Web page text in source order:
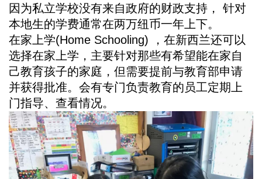
因为私立学校没有来自政府的财政支持， 针对
本地生的学费通常在两万纽币一年上下。
在家上学(Home Schooling) ，在新西兰还可以
选择在家上学，主要针对那些有希望能在家自
己教育孩子的家庭，但需要提前与教育部申请
并获得批准。会有专门负责教育的员工定期上
门指导、查看情况。